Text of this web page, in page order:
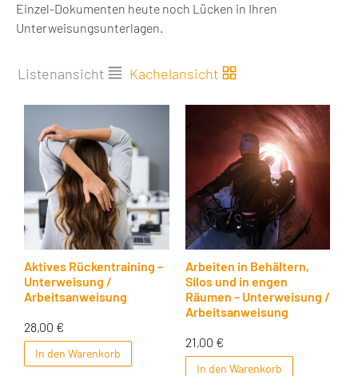
Einzel-Dokumenten heute noch Lücken in Ihren
Unterweisungsunterlagen.
Listenansicht Kachelansicht
Aktives Rückentraining –
Unterweisung /
Arbeitsanweisung
28,00 €
In den Warenkorb
Arbeiten in Behältern,
Silos und in engen
Räumen – Unterweisung /
Arbeitsanweisung
21,00 €
In den Warenkorb